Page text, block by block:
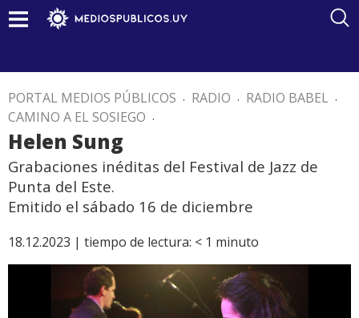
PORTAL MEDIOS PÚBLICOS . RADIO . RADIO BABEL .
CAMINO A EL SOSIEGO .
Helen Sung
Grabaciones inéditas del Festival de Jazz de
Punta del Este.
Emitido el sábado 16 de diciembre
18.12.2023 | tiempo de lectura: < 1 minuto